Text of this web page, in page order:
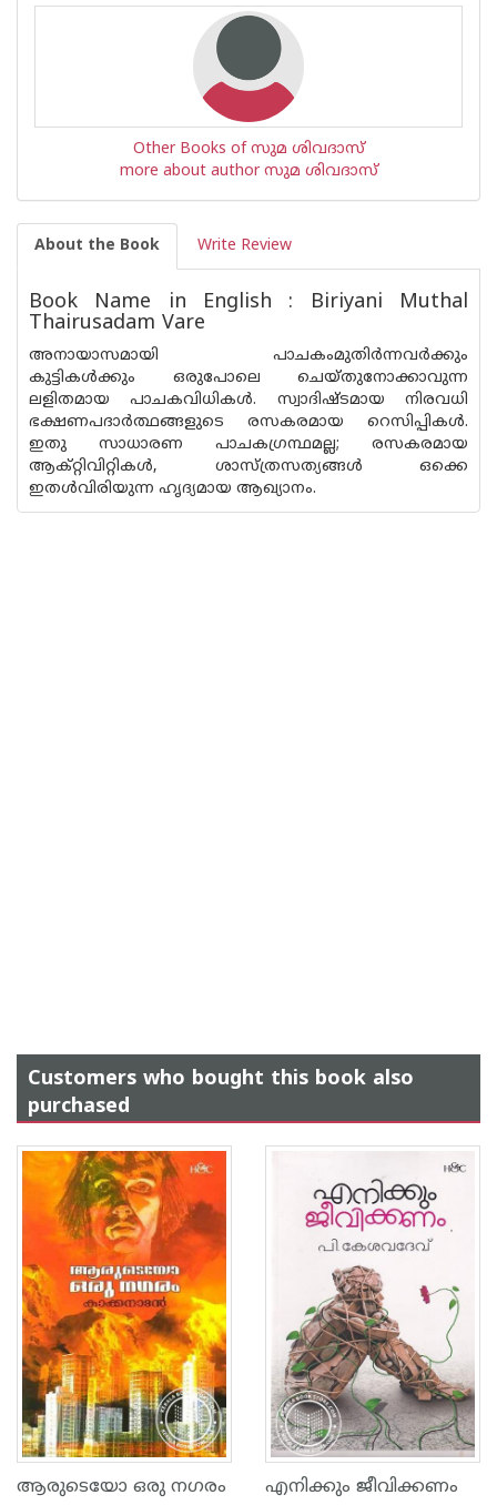
Other Books of സുമ ശിവദാസ്
more about author സുമ ശിവദാസ്
About the Book Write Review
Book Name in English : Biriyani Muthal
Thairusadam Vare
അനായാസമായി പാചകംമുതിർന്നവർക്കും
കുട്ടികൾക്കും ഒരുപോലെ ചെയ്തുനോക്കാവുന്ന
ലളിതമായ പാചകവിധികൾ. സ്വാദിഷ്ടമായ നിരവധി
ഭക്ഷണപദാർത്ഥങ്ങളുടെ രസകരമായ റെസിപ്പികൾ.
ഇതു സാധാരണ പാചകഗ്രന്ഥമല്ല; രസകരമായ
ആക്റ്റിവിറ്റികൾ, ശാസ്ത്രസത്യങ്ങൾ ഒക്കെ
ഇതൾവിരിയുന്ന ഹൃദ്യമായ ആഖ്യാനം.
Customers who bought this book also
purchased
ആരുടെയോ ഒരു നഗരം എനിക്കും ജീവിക്കണം